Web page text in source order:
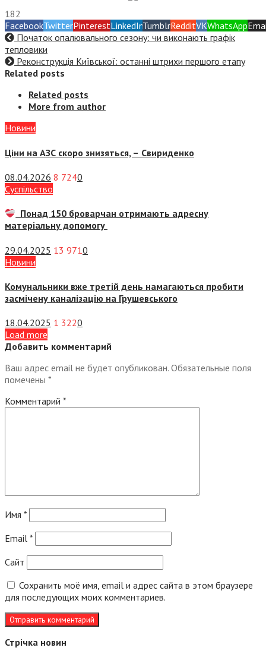
182
FacebookTwitterPinterestLinkedInTumblrRedditVKWhatsApp
Початок опалювального сезону: чи виконають графік
тепловики
Реконструкція Київської: останні штрихи першого етапу
Related posts
Related posts
More from author
Новини
Ціни на АЗС скоро знизяться, – Свириденко
08.04.2026 8 7240
Суспiльство
Понад 150 броварчан отримають адресну
матеріальну допомогу
29.04.2025 13 9710
Новини
Комунальники вже третій день намагаються пробити
засмічену каналізацію на Грушевського
18.04.2025 1 3220
Load more
Добавить комментарий
Ваш адрес email не будет опубликован. Обязательные поля
помечены *
Комментарий *
Имя *
Email *
Сайт
Сохранить моё имя, email и адрес сайта в этом браузере
для последующих моих комментариев.
Стрічка новин